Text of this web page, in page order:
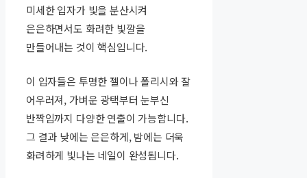
미세한 입자가 빛을 분산시켜
은은하면서도 화려한 빛깔을
만들어내는 것이 핵심입니다.
이 입자들은 투명한 젤이나 폴리시와 잘
어우러져, 가벼운 광택부터 눈부신
반짝임까지 다양한 연출이 가능합니다.
그 결과 낮에는 은은하게, 밤에는 더욱
화려하게 빛나는 네일이 완성됩니다.